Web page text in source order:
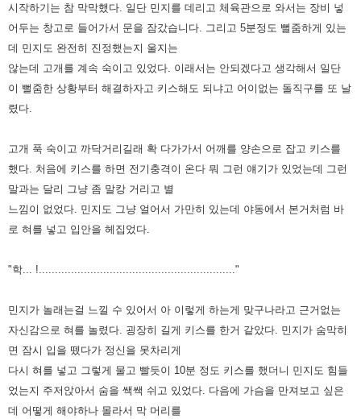
시작하기는 참 막막했다. 일단 민지를 데리고 체육관으로 와서는 장비 넣
어두는 창고로 들어가서 문을 잠갔습니다.
그리고 5분정도 뻘줌하게 있는
데 민지도 완전히 진정했는지 울지는
않는데 고개를 계속 숙이고 있었다. 이래서는 안되겠다고 생각해서 일단
이 뻘줌한 상황부터 해결하자고 키스해도 되냐고 어이없는 돌직구를 또 날
렸다.
고개 푹 숙이고 까닥거리길래 확 다가가서 어깨를 양손으로 잡고 키스를
했다. 처음에 키스를 하면 전기충격이 온다 뭐 그런 얘기가 있었는데 그런
말과는 달리 그냥 좀 말캉 거리고 별
느낌이 없었다. 민지도 그냥 얼어서 가만히 있는데 야동에서 본거처럼 바
로 혀를 넣고 입안을 헤집었다.
"학... !............................................................."
민지가 놀래는걸 느낄 수 있어서 아 이렇게 하는게 맞구나라고 근거없는
자신감으로 혀를 놀렸다. 굉장히 길게 키스를 한거 같았다. 민지가 숨막히
면 잠시 입을 뗐다가 정신을 못차리게
다시 혀를 넣고 그렇게 물고 빨듯이 10분 정도 키스를 했더니 민지도 힘들
었는지 주저앉아서 숨을 쌕쌕 쉬고 있었다. 다음에 가슴을 만져보고 싶은
데 어떻게 해야하나 몰라서 막 머리를